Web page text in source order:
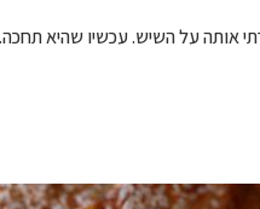
אותה על השיש. עכשיו שהיא תחכה.